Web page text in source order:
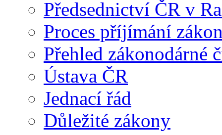
Předsednictví ČR v
Proces příjímání
Přehled zákonodárné
Ústava ČR
Jednací řád
Důležité zákony